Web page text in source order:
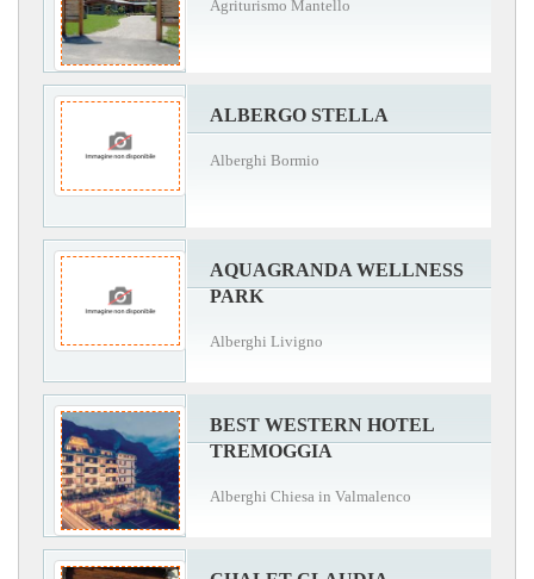
Agriturismo Mantello
ALBERGO STELLA
Alberghi Bormio
AQUAGRANDA WELLNESS
PARK
Alberghi Livigno
BEST WESTERN HOTEL
TREMOGGIA
Alberghi Chiesa in Valmalenco